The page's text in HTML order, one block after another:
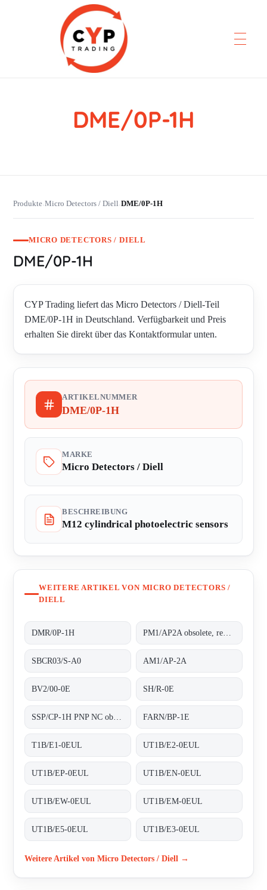
CYP Trading
DME/0P-1H
Produkte›Micro Detectors / Diell›DME/0P-1H
MICRO DETECTORS / DIELL
DME/0P-1H
CYP Trading liefert das Micro Detectors / Diell-Teil
DME/0P-1H in Deutschland. Verfügbarkeit und Preis
erhalten Sie direkt über das Kontaktformular unten.
ARTIKELNUMMER
DME/0P-1H
MARKE
Micro Detectors / Diell
BESCHREIBUNG
M12 cylindrical photoelectric sensors
WEITERE ARTIKEL VON MICRO DETECTORS /
DIELL
DMR/0P-1H PM1/AP2A obsolete, replaced by AM1/AP-2A;.
SBCR03/S-A0 AM1/AP-2A
BV2/00-0E SH/R-0E
SSP/CP-1H PNP NC obsolete, replaced by FARN/BP-1E;Photoelectric sensor FARN/BP-1E
T1B/E1-0EUL UT1B/E2-0EUL
UT1B/EP-0EUL UT1B/EN-0EUL
UT1B/EW-0EUL UT1B/EM-0EUL
UT1B/E5-0EUL UT1B/E3-0EUL
Weitere Artikel von Micro Detectors / Diell →